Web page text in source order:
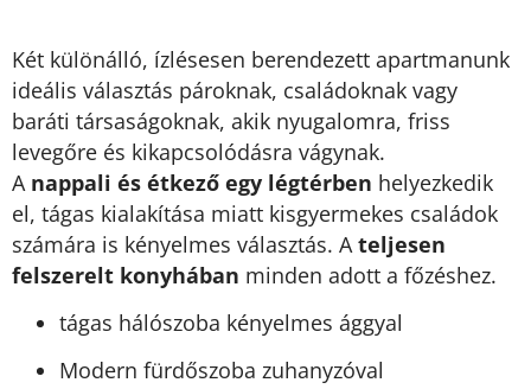
Két különálló, ízlésesen berendezett apartmanunk
ideális választás pároknak, családoknak vagy
baráti társaságoknak, akik nyugalomra, friss
levegőre és kikapcsolódásra vágynak.
A nappali és étkező egy légtérben helyezkedik
el, tágas kialakítása miatt kisgyermekes családok
számára is kényelmes választás. A teljesen
felszerelt konyhában minden adott a főzéshez.
tágas hálószoba kényelmes ággyal
Modern fürdőszoba zuhanyzóval